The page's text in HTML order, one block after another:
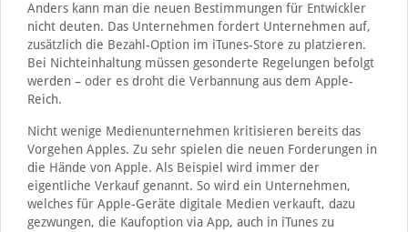
Anders kann man die neuen Bestimmungen für Entwickler
nicht deuten. Das Unternehmen fordert Unternehmen auf,
zusätzlich die Bezahl-Option im iTunes-Store zu platzieren.
Bei Nichteinhaltung müssen gesonderte Regelungen befolgt
werden – oder es droht die Verbannung aus dem Apple-
Reich.
Nicht wenige Medienunternehmen kritisieren bereits das
Vorgehen Apples. Zu sehr spielen die neuen Forderungen in
die Hände von Apple. Als Beispiel wird immer der
eigentliche Verkauf genannt. So wird ein Unternehmen,
welches für Apple-Geräte digitale Medien verkauft, dazu
gezwungen, die Kaufoption via App, auch in iTunes zu